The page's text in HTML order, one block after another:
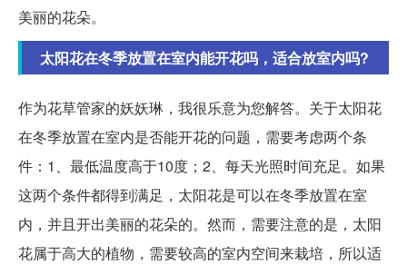
美丽的花朵。
太阳花在冬季放置在室内能开花吗，适合放室内吗?
作为花草管家的妖妖琳，我很乐意为您解答。关于太阳花
在冬季放置在室内是否能开花的问题，需要考虑两个条
件：1、最低温度高于10度；2、每天光照时间充足。如果
这两个条件都得到满足，太阳花是可以在冬季放置在室
内，并且开出美丽的花朵的。然而，需要注意的是，太阳
花属于高大的植物，需要较高的室内空间来栽培，所以适